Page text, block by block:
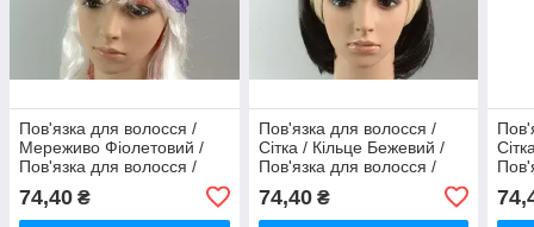
Пов'язка для волосся /
Мереживо Фіолетовий /
Пов'язка для волосся /
Мереживо Фіолетовий 15
см
74,40 ₴
Пов'язка для волосся /
Сітка / Кільце Бежевий /
Пов'язка для волосся /
Сітка / Кільце Бежевий 22
см
74,40₴